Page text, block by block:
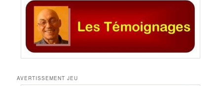
AVERTISSEMENT JEU